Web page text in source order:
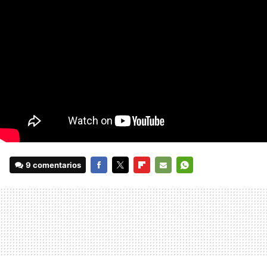
9 comentarios
MAIL